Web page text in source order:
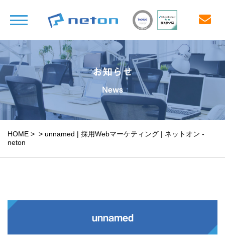
お知らせ
News
HOME > > unnamed | 採用Webマーケティング | ネットオン -
neton
unnamed